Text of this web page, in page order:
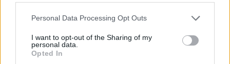
Personal Data Processing Opt Outs
I want to opt-out of the Sharing of my
personal data.
Opted In
Reabilitação de edifício devoluto na Rua do